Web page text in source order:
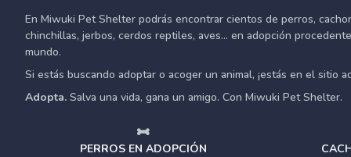
En Miwuki Pet Shelter podrás encontrar cientos de perros,
chinchillas, jerbos, cerdos reptiles, aves... en adopción
mundo.
Si estás buscando adoptar o acoger un animal, ¡estás en el sitio
Adopta. Salva una vida, gana un amigo. Con Miwuki Pet Shelter.
PERROS EN ADOPCIÓN